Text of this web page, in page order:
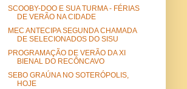
SCOOBY-DOO E SUA TURMA - FÉRIAS
DE VERÃO NA CIDADE
MEC ANTECIPA SEGUNDA CHAMADA
DE SELECIONADOS DO SISU
PROGRAMAÇÃO DE VERÃO DA XI
BIENAL DO RECÔNCAVO
SEBO GRAÚNA NO SOTERÓPOLIS,
HOJE